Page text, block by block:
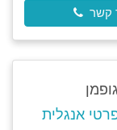
קשר
אנגלית